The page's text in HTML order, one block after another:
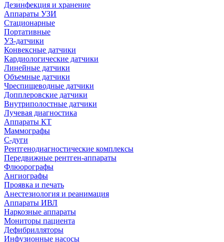
Дезинфекция и хранение
Аппараты УЗИ
Стационарные
Портативные
УЗ-датчики
Конвексные датчики
Кардиологические датчики
Линейные датчики
Объемные датчики
Чреспищеводные датчики
Допплеровские датчики
Внутриполостные датчики
Лучевая диагностика
Аппараты КТ
Маммографы
С-дуги
Рентгенодиагностические комплексы
Передвижные рентген-аппараты
Флюорографы
Ангиографы
Проявка и печать
Анестезиология и реанимация
Аппараты ИВЛ
Наркозные аппараты
Мониторы пациента
Дефибрилляторы
Инфузионные насосы